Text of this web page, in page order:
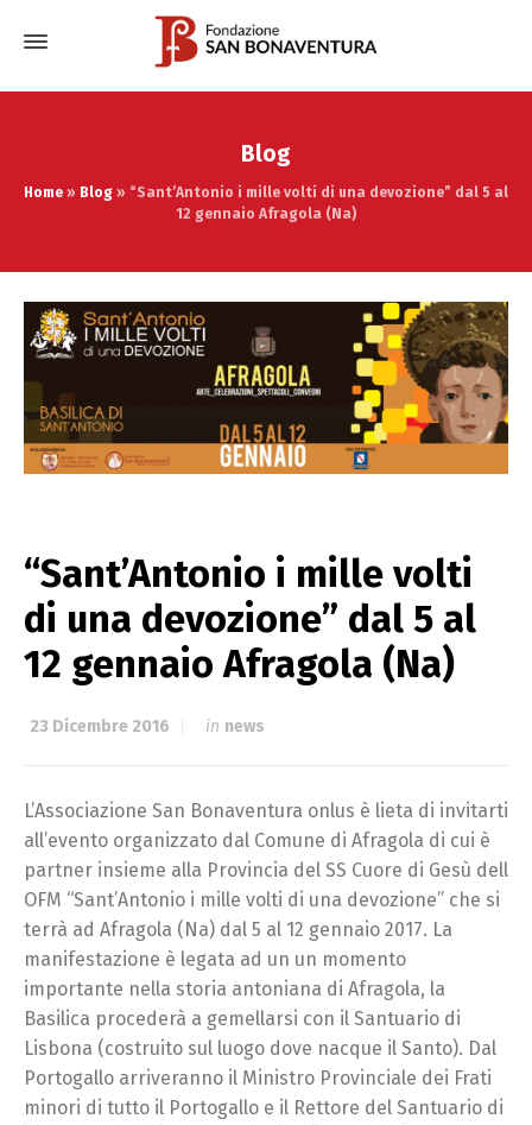
Blog
Home » Blog » “Sant’Antonio i mille volti di una devozione” dal 5 al
12 gennaio Afragola (Na)
“Sant’Antonio i mille volti
di una devozione” dal 5 al
12 gennaio Afragola (Na)
23 Dicembre 2016 in news
L’Associazione San Bonaventura onlus è lieta di invitarti
all’evento organizzato dal Comune di Afragola di cui è
partner insieme alla Provincia del SS Cuore di Gesù dell
OFM “Sant’Antonio i mille volti di una devozione” che si
terrà ad Afragola (Na) dal 5 al 12 gennaio 2017. La
manifestazione è legata ad un un momento
importante nella storia antoniana di Afragola, la
Basilica procederà a gemellarsi con il Santuario di
Lisbona (costruito sul luogo dove nacque il Santo). Dal
Portogallo arriveranno il Ministro Provinciale dei Frati
minori di tutto il Portogallo e il Rettore del Santuario di